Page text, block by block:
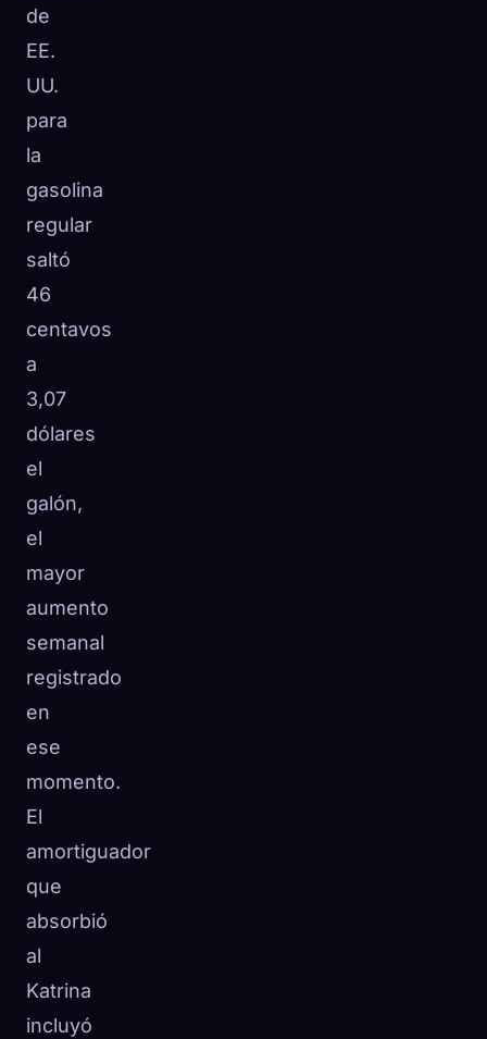
de
EE.
UU.
para
la
gasolina
regular
saltó
46
centavos
a
3,07
dólares
el
galón,
el
mayor
aumento
semanal
registrado
en
ese
momento.
El
amortiguador
que
absorbió
al
Katrina
incluyó